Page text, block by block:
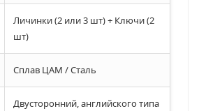
Личинки (2 или 3 шт) + Ключи (2
шт)
Сплав ЦАМ / Сталь
Двусторонний, английского типа